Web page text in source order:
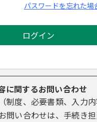
パスワードを忘れた場
に関するお問い合わせ
制度、必要書類、入力
問い合わせは、手続き